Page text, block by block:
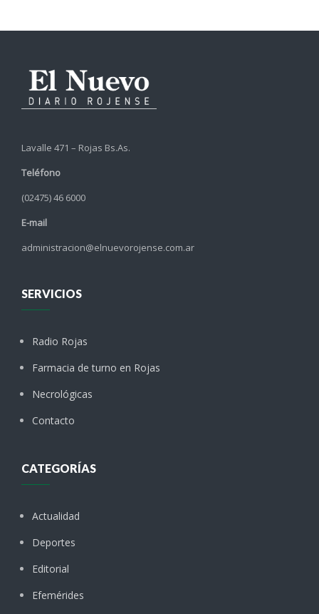
Lavalle 471 – Rojas Bs.As.
Teléfono
(02475) 46 6000
E-mail
administracion@elnuevorojense.com.ar
SERVICIOS
Radio Rojas
Farmacia de turno en Rojas
Necrológicas
Contacto
CATEGORÍAS
Actualidad
Deportes
Editorial
Efemérides